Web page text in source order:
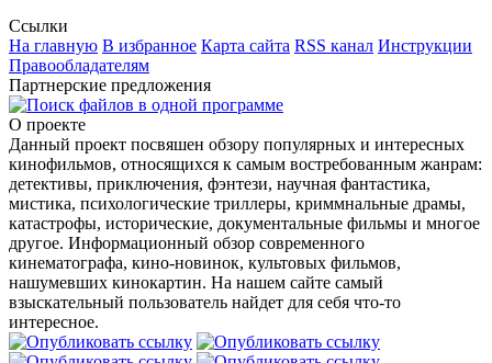
Ссылки
На главную В избранное Карта сайта RSS канал Инструкции
Правообладателям
Партнерские предложения
О проекте
Данный проект посвяшен обзору популярных и интересных
кинофильмов, относящихся к самым востребованным жанрам:
детективы, приключения, фэнтези, научная фантастика,
мистика, психологические триллеры, криммнальные драмы,
катастрофы, исторические, документальные фильмы и многое
другое. Информационный обзор современного
кинематографа, кино-новинок, культовых фильмов,
нашумевших кинокартин. На нашем сайте самый
взыскательный пользователь найдет для себя что-то
интересное.